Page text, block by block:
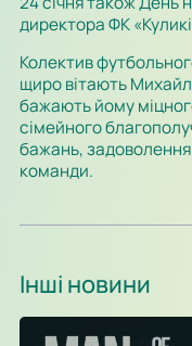
директора ФК
Колектив
щиро вітають
бажають йому
сімейного
бажань, задоволення
команди.
Інші новини